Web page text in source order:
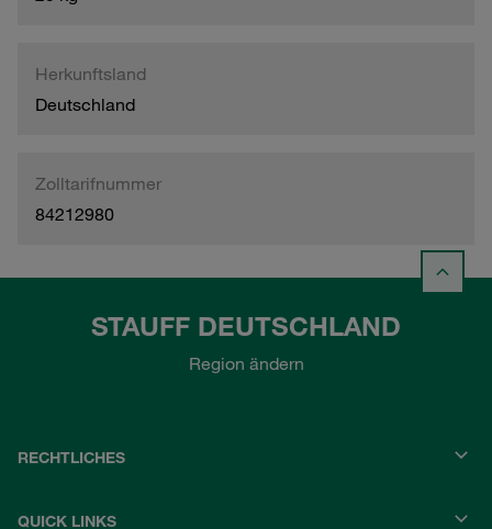
Herkunftsland
Deutschland
Zolltarifnummer
84212980
STAUFF DEUTSCHLAND
Region ändern
RECHTLICHES
QUICK LINKS